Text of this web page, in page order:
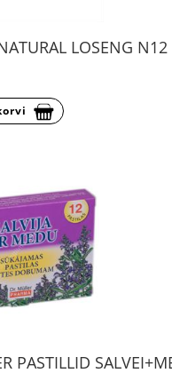
LOSENG N12
PASTILLID